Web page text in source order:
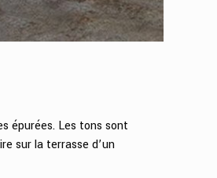
épurées. Les tons sont
sur la terrasse d’un